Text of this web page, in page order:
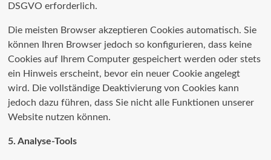
DSGVO erforderlich.
Die meisten Browser akzeptieren Cookies automatisch. Sie
können Ihren Browser jedoch so konfigurieren, dass keine
Cookies auf Ihrem Computer gespeichert werden oder stets
ein Hinweis erscheint, bevor ein neuer Cookie angelegt
wird. Die vollständige Deaktivierung von Cookies kann
jedoch dazu führen, dass Sie nicht alle Funktionen unserer
Website nutzen können.
5. Analyse-Tools